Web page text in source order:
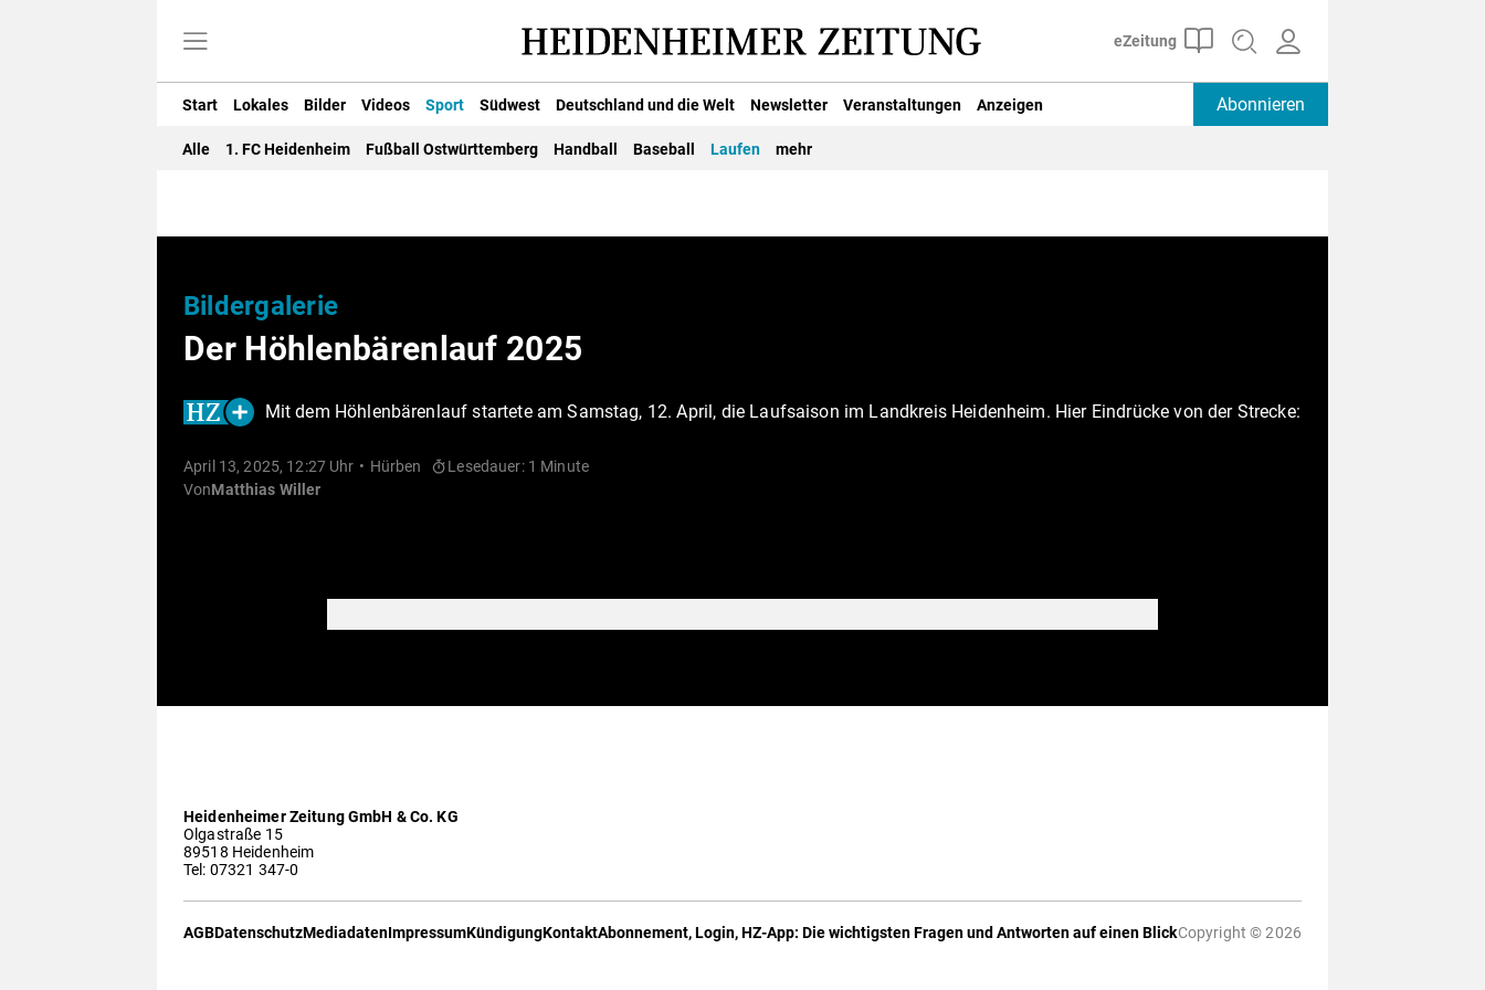
Start Lokales Bilder Videos Sport Südwest Deutschland und die Welt Newsletter Veranstaltungen Anzeigen Abonnieren
Alle 1. FC Heidenheim Fußball Ostwürttemberg Handball Baseball Laufen mehr
Bildergalerie
Der Höhlenbärenlauf 2025
Mit dem Höhlenbärenlauf startete am Samstag, 12. April, die Laufsaison im Landkreis Heidenheim. Hier Eindrücke von der Strecke:
April 13, 2025, 12:27 Uhr Hürben
Lesedauer: 1 Minute
VonMatthias Willer
Heidenheimer Zeitung GmbH & Co. KG
Olgastraße 15
89518 Heidenheim
Tel: 07321 347-0
AGBDatenschutzMediadatenImpressumKündigungKontaktAbonnement, Login, HZ-App: Die wichtigsten Fragen und Antworten auf einen BlickCopyright © 2026